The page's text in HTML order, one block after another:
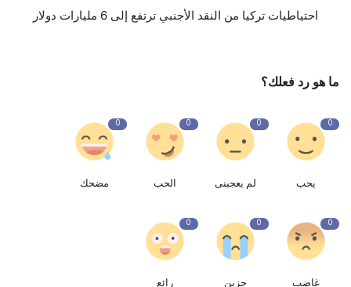
احتياطيات تركيا من النقد الأجنبي ترتفع إلى 6 مليارات دولار
ما هو رد فعلك؟
0
يحب
0
لم يعجبنى
0
الحب
0
مضحك
0
غاضب
0
حزين
0
رائع